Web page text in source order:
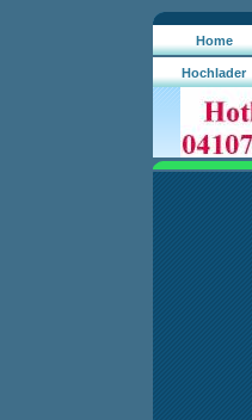
Home
Hochlader